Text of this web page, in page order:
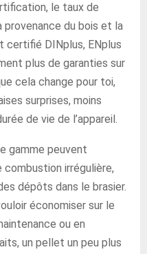
le taux de
provenance du bois et la
certifié DINplus, ENplus
plus de garanties sur
cela change pour toi,
surprises, moins
de vie de l’appareil.
gamme peuvent
combustion irrégulière,
dépôts dans le brasier.
économiser sur le
ou en
un pellet un peu plus